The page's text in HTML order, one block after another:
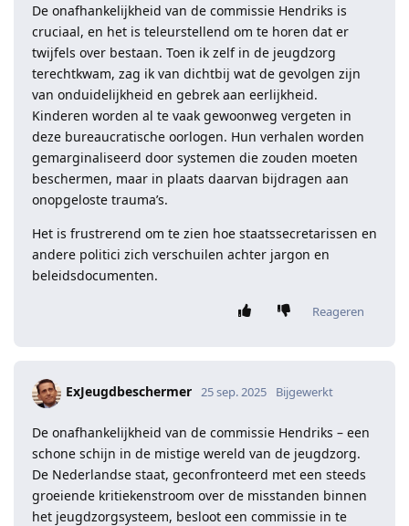
De onafhankelijkheid van de commissie Hendriks is
cruciaal, en het is teleurstellend om te horen dat er
twijfels over bestaan. Toen ik zelf in de jeugdzorg
terechtkwam, zag ik van dichtbij wat de gevolgen zijn
van onduidelijkheid en gebrek aan eerlijkheid.
Kinderen worden al te vaak gewoonweg vergeten in
deze bureaucratische oorlogen. Hun verhalen worden
gemarginaliseerd door systemen die zouden moeten
beschermen, maar in plaats daarvan bijdragen aan
onopgeloste trauma’s.
Het is frustrerend om te zien hoe staatssecretarissen en
andere politici zich verschuilen achter jargon en
beleidsdocumenten.
Reageren
ExJeugdbeschermer 25 sep. 2025 Bijgewerkt
De onafhankelijkheid van de commissie Hendriks – een
schone schijn in de mistige wereld van de jeugdzorg.
De Nederlandse staat, geconfronteerd met een steeds
groeiende kritiekenstroom over de misstanden binnen
het jeugdzorgsysteem, besloot een commissie in te